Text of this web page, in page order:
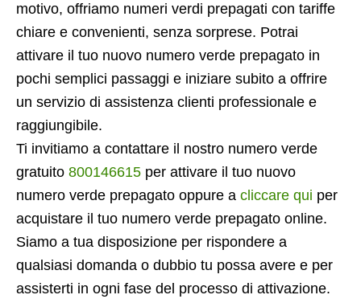
motivo, offriamo numeri verdi prepagati con tariffe
chiare e convenienti, senza sorprese. Potrai
attivare il tuo nuovo numero verde prepagato in
pochi semplici passaggi e iniziare subito a offrire
un servizio di assistenza clienti professionale e
raggiungibile.
Ti invitiamo a contattare il nostro numero verde
gratuito 800146615 per attivare il tuo nuovo
numero verde prepagato oppure a cliccare qui per
acquistare il tuo numero verde prepagato online.
Siamo a tua disposizione per rispondere a
qualsiasi domanda o dubbio tu possa avere e per
assisterti in ogni fase del processo di attivazione.